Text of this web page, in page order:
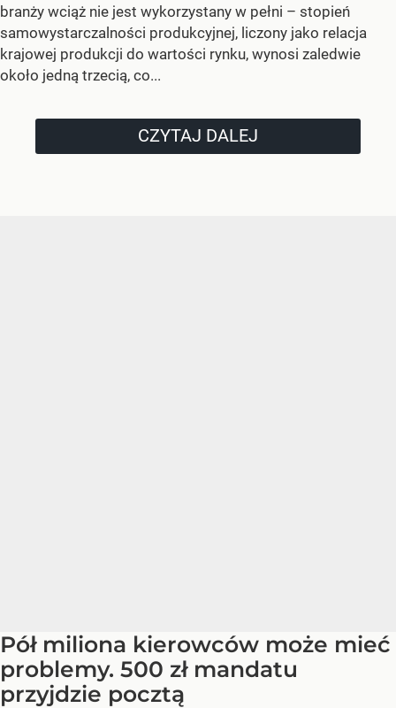
branży wciąż nie jest wykorzystany w pełni – stopień
samowystarczalności produkcyjnej, liczony jako relacja
krajowej produkcji do wartości rynku, wynosi zaledwie
około jedną trzecią, co...
CZYTAJ DALEJ
Pół miliona kierowców może mieć
problemy. 500 zł mandatu
przyjdzie pocztą